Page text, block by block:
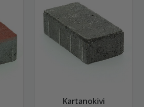
Kartanokivi